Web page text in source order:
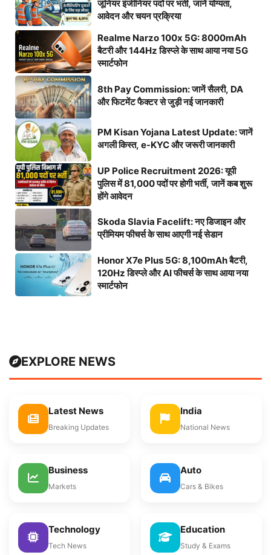
जूनियर इंजीनियर पदों पर भर्ती, जानें योग्यता,
आवेदन और चयन प्रक्रिया
Realme Narzo 100x 5G: 8000mAh
बैटरी और 144Hz डिस्प्ले के साथ आया नया 5G
स्मार्टफोन
8th Pay Commission: जानें सैलरी, DA
और फिटमेंट फैक्टर से जुड़ी नई जानकारी
PM Kisan Yojana Latest Update: जानें
अगली किस्त, e-KYC और जरूरी जानकारी
UP Police Recruitment 2026: यूपी
पुलिस में 81,000 पदों पर होगी भर्ती, जानें कब शुरू
होंगे आवेदन
Skoda Slavia Facelift: नए डिजाइन और
प्रीमियम फीचर्स के साथ आएगी नई सेडान
Honor X7e Plus 5G: 8,100mAh बैटरी,
120Hz डिस्प्ले और AI फीचर्स के साथ आया नया
स्मार्टफोन
EXPLORE NEWS
Latest News
Breaking Updates
India
National News
Business
Markets
Auto
Cars & Bikes
Technology
Tech News
Education
Study & Exams